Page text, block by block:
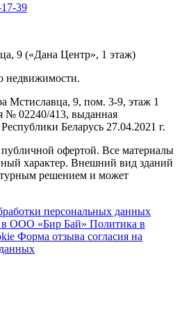
39
9 («Дана Центр», 1 этаж)
недвижимости.
Мстиславца, 9, пом. 3-9, этаж 1
02240/413, выданная
Беларусь 27.04.2021 г.
офертой. Все материалы
характер. Внешний вид зданий
решением и может
персональных данных
в ООО «Бир Бай» Политика в
Форма отзыва согласия на